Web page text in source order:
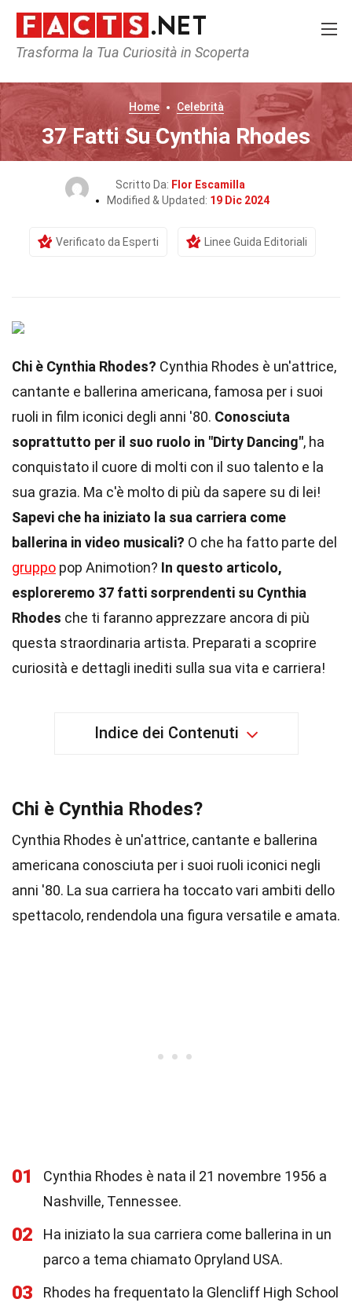
Trasforma la Tua Curiosità in Scoperta
Home Celebrità
37 Fatti Su Cynthia Rhodes
Scritto Da: Flor Escamilla
Modified & Updated: 19 Dic 2024
Verificato da Esperti Linee Guida Editoriali
Chi è Cynthia Rhodes? Cynthia Rhodes è un'attrice,
cantante e ballerina americana, famosa per i suoi
ruoli in film iconici degli anni '80. Conosciuta
soprattutto per il suo ruolo in "Dirty Dancing", ha
conquistato il cuore di molti con il suo talento e la
sua grazia. Ma c'è molto di più da sapere su di lei!
Sapevi che ha iniziato la sua carriera come
ballerina in video musicali? O che ha fatto parte del
gruppo pop Animotion? In questo articolo,
esploreremo 37 fatti sorprendenti su Cynthia
Rhodes che ti faranno apprezzare ancora di più
questa straordinaria artista. Preparati a scoprire
curiosità e dettagli inediti sulla sua vita e carriera!
Indice dei Contenuti
Chi è Cynthia Rhodes?
Cynthia Rhodes è un'attrice, cantante e ballerina
americana conosciuta per i suoi ruoli iconici negli
anni '80. La sua carriera ha toccato vari ambiti dello
spettacolo, rendendola una figura versatile e amata.
01
Cynthia Rhodes è nata il 21 novembre 1956 a
Nashville, Tennessee.
02
Ha iniziato la sua carriera come ballerina in un
parco a tema chiamato Opryland USA.
03
Rhodes ha frequentato la Glencliff High School